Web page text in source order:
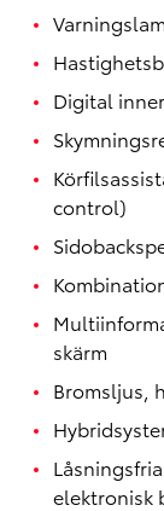
Digital
control)
skärm
Bromsljus,
elektronisk